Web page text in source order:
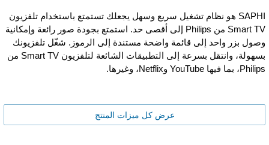
SAPHI هو نظام تشغيل سريع وسهل يجعلك تستمتع باستخدام تلفزيون
Smart TV من Philips إلى أقصى حد. استمتع بجودة صور رائعة وإمكانية
وصول بزر واحد إلى قائمة واضحة مستندة إلى الرموز. شغّل تلفزيونك
بسهولة، وانتقل بسرعة إلى التطبيقات الشائعة لتلفزيون Smart TV من
Philips، بما فيها YouTube وNetflix، وغيرها.
عرض كل ميزات المنتج